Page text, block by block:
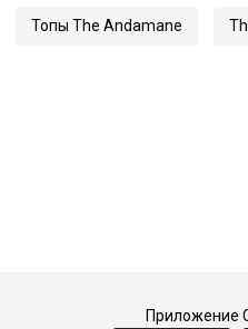
Топы The Andamane
Приложение